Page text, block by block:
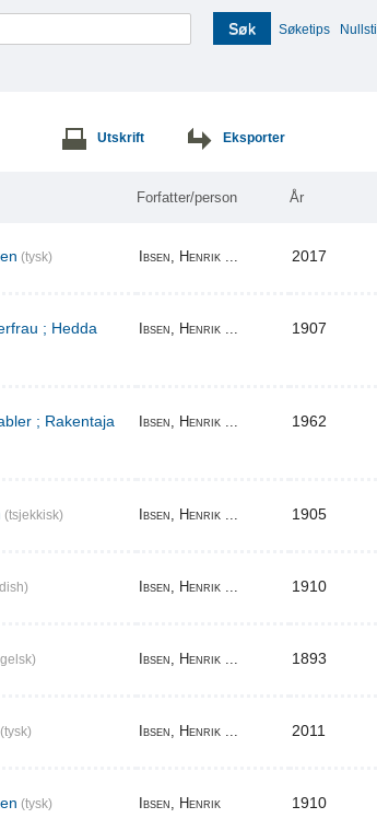
Søk Søketips Nullstill
Utskrift Eksporter
Forfatter/person År
(tysk) Ibsen, Henrik ... 2017
; Hedda
Ibsen, Henrik ... 1907
; Rakentaja
Ibsen, Henrik ... 1962
(tsjekkisk) Ibsen, Henrik ... 1905
Ibsen, Henrik ... 1910
Ibsen, Henrik ... 1893
(tysk) Ibsen, Henrik ... 2011
(tysk) Ibsen, Henrik 1910